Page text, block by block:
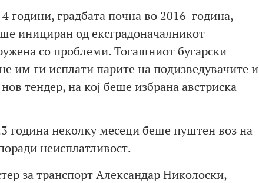
години, градбата почна во 2016 година,
инициран од ексградоначалникот
со проблеми. Тогашниот бугарски
им ги исплати парите на подизведувачите и
тендер, на кој беше избрана австриска
година неколку месеци беше пуштен воз на
неисплатливост.
за транспорт Александар Николоски,